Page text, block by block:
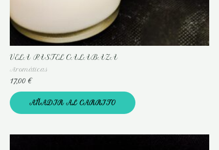
VELA PASTEL CALABAZA
Aromáticas
17,00 €
AÑADIR AL CARRITO